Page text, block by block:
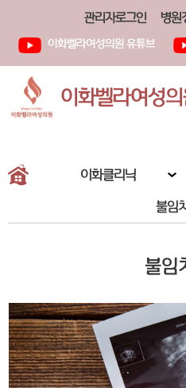
관리자로그인 병원
이화벨라여성의원 유튜브
이화벨라여성
이화클리닉
불임
불임